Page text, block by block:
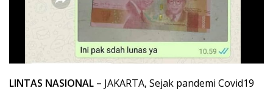
LINTAS NASIONAL – JAKARTA, Sejak pandemi Covid19